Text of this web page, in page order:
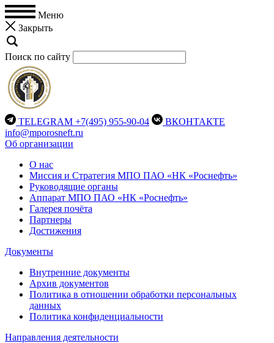
Меню
Закрыть
Поиск по сайту
TELEGRAM +7(495) 955-90-04
ВКОНТАКТЕ
info@mporosneft.ru
Об организации
О нас
Миссия и Стратегия МПО ПАО «НК «Роснефть»
Руководящие органы
Аппарат МПО ПАО «НК «Роснефть»
Галерея почёта
Партнеры
Достижения
Документы
Внутренние документы
Архив документов
Политика в отношении обработки персональных
данных
Политика конфиденциальности
Направления деятельности